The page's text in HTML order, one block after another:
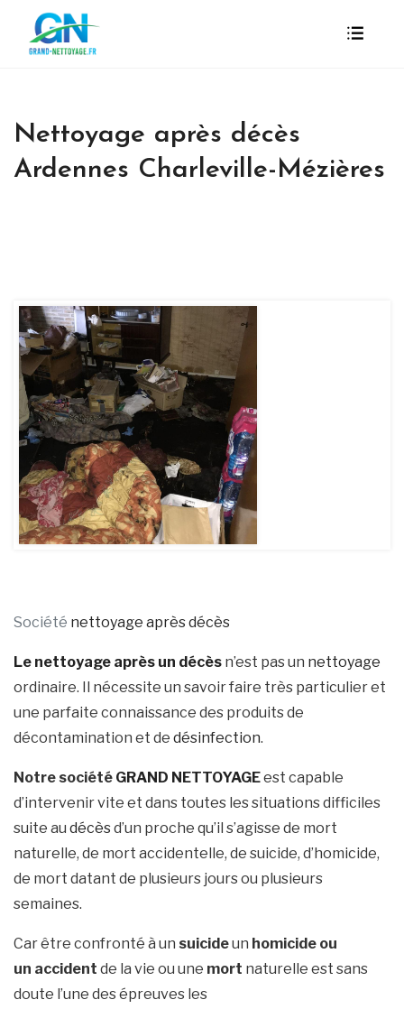
Nettoyage après décès
Ardennes Charleville-Mézières
Société nettoyage après décès
Le nettoyage après un décès n’est pas un nettoyage
ordinaire. Il nécessite un savoir faire très particulier et
une parfaite connaissance des produits de
décontamination et de désinfection.
Notre société GRAND NETTOYAGEest capable
d’intervenir vite et dans toutes les situations difficiles
suite au décèsd’un proche qu’il s’agisse de mort
naturelle, de mort accidentelle, de suicide, d’homicide,
de mort datant de plusieurs jours ou plusieurs
semaines.
Car être confronté à un suicideun homicide ou
un accident de la vie ou une mort naturelle est sans
doute l’une des épreuves les